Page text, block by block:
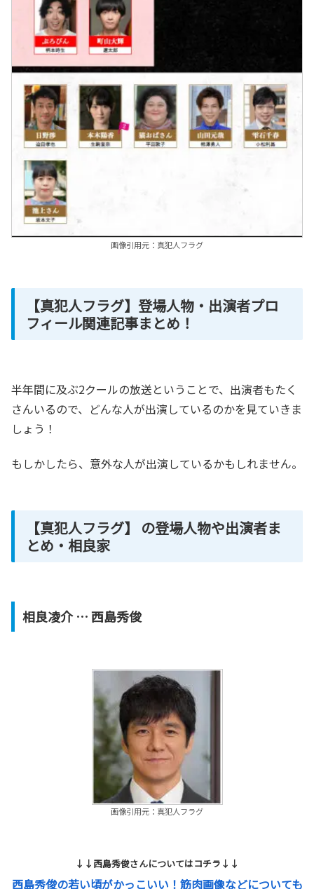
画像引用元：真犯人フラグ
【真犯人フラグ】登場人物・出演者プロ
フィール関連記事まとめ！
半年間に及ぶ2クールの放送ということで、出演者もたく
さんいるので、どんな人が出演しているのかを見ていきま
しょう！
もしかしたら、意外な人が出演しているかもしれません。
【真犯人フラグ】 の登場人物や出演者ま
とめ・相良家
相良凌介 … 西島秀俊
画像引用元：真犯人フラグ
↓↓西島秀俊さんについてはコチラ↓↓
西島秀俊の若い頃がかっこいい！筋肉画像などについても